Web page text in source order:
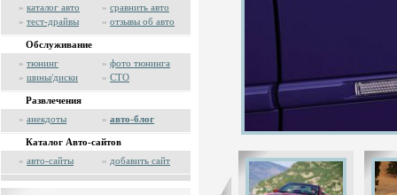
» каталог авто » сравнить авто
» тест-драйвы » отзывы об авто
Обслуживание
» тюнинг » фото тюнинга
» шины/диски » СТО
Развлечения
» анекдоты » авто-блог
Каталог Авто-сайтов
» авто-сайты » добавить сайт